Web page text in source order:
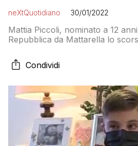
neXtQuotidiano 30/01/2022
Mattia Piccoli, nominato a 12
Repubblica da Mattarella lo
inviato una lettera al neo ri-
congratularsi della riconferma
Condividi